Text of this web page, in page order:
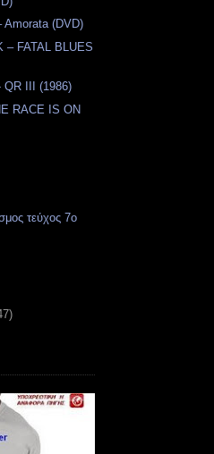
Amorata (DVD)
– FATAL BLUES
QR III (1986)
RACE IS ON
τεύχος 7o